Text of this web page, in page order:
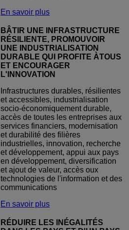
En savoir plus
BÂTIR UNE INFRASTRUCTURE
RÉSILIENTE, PROMOUVOIR
UNE INDUSTRIALISATION
DURABLE QUI PROFITE ÀTOUS
ET ENCOURAGER
L'INNOVATION
Infrastructures durables, résilientes
et accessibles, industrialisation
socio-économiquement durable,
accès de toutes les entreprises aux
services financiers, modernisation
et durabilité des filières
industrielles, innovation, recherche
et développement, appui aux pays
en développement, diversification
et ajout de valeur, accès oux
technologies de l'information et des
communications
En savoir plus
RÉDUIRE LES INÉGALITÉS